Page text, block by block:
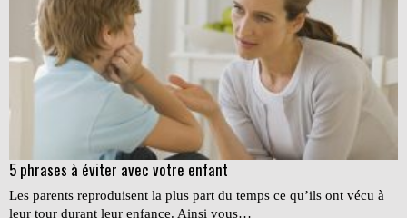
5 phrases à éviter avec votre enfant
Les parents reproduisent la plus part du temps ce qu’ils ont vécu à
leur tour durant leur enfance. Ainsi vous…